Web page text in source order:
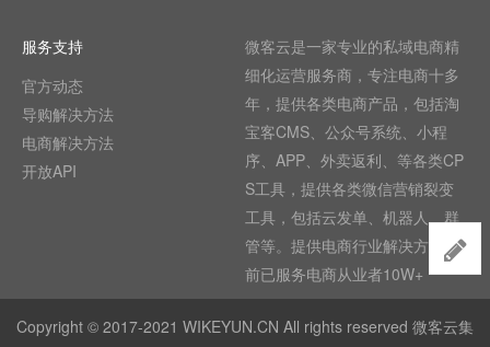
服务支持
官方动态
导购解决方法
电商解决方法
开放API
微客云是一家专业的私域电商精
细化运营服务商，专注电商十多
年，提供各类电商产品，包括淘
宝客CMS、公众号系统、小程
序、APP、外卖返利、等各类CP
S工具，提供各类微信营销裂变
工具，包括云发单、机器人、群
管等。提供电商行业解决方法,目
前已服务电商从业者10W+
Copyright © 2017-2021 WIKEYUN.CN All rights reserved 微客云集